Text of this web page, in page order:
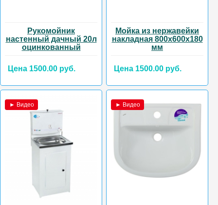
Рукомойник
настенный дачный 20л
оцинкованный
Цена 1500.00 руб.
Мойка из нержавейки
накладная 800х600х180
мм
Цена 1500.00 руб.
► Видео ► Видео